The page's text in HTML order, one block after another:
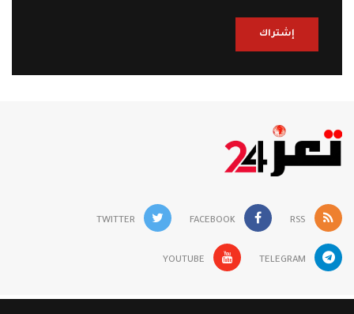
إشتراك
RSS
FACEBOOK
TWITTER
TELEGRAM
YOUTUBE